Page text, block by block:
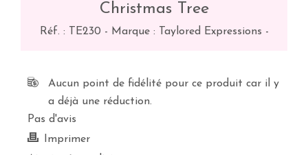
Christmas Tree
Réf. : TE230 - Marque : Taylored Expressions -
Aucun point de fidélité pour ce produit car il y
a déjà une réduction.
Pas d'avis
Imprimer